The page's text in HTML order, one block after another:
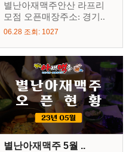
별난아재맥주안산 라프리
모점 오픈매장주소: 경기..
06.28 조회: 1027
별난아재맥주 5월 ..